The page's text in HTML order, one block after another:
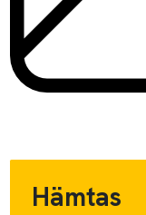
Hämtas